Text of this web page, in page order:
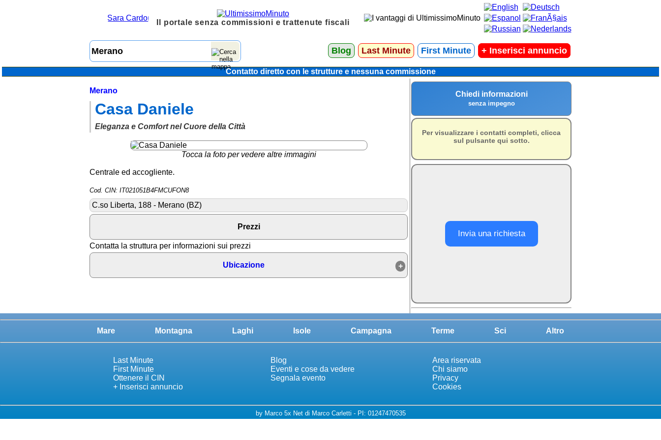
Il portale senza commissioni e trattenute fiscali
Blog Last Minute First Minute + Inserisci annuncio
Contatto diretto con le strutture e nessuna commissione
Merano
Casa Daniele
Eleganza e Comfort nel Cuore della Città
Tocca la foto per vedere altre immagini
Centrale ed accogliente.
Cod. CIN: IT021051B4FMCUFON8
C.so Liberta, 188 - Merano (BZ)
Prezzi
Contatta la struttura per informazioni sui prezzi
Ubicazione
Chiedi informazioni
senza impegno
Per visualizzare i contatti completi, clicca
sul pulsante qui sotto.
Invia una richiesta
Mare Montagna Laghi Isole Campagna Terme Sci Altro
Last Minute
First Minute
Ottenere il CIN
+ Inserisci annuncio
Blog
Eventi e cose da vedere
Segnala evento
Area riservata
Chi siamo
Privacy
Cookies
by Marco 5x Net di Marco Carletti - PI: 01247470535